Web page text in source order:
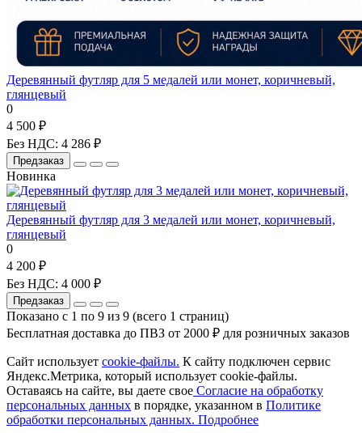
Деревянный футляр для 5 медалей или монет, коричневый,
глянцевый
0
4 500 ₽
Без НДС: 4 286 ₽
Предзаказ
Новинка
Деревянный футляр для 3 медалей или монет, коричневый,
глянцевый
0
4 200 ₽
Без НДС: 4 000 ₽
Предзаказ
Показано с 1 по 9 из 9 (всего 1 страниц)
Бесплатная доставка до ПВЗ от 2000 ₽ для розничных заказов
Сайт использует cookie-файлы. К cайту подключен сервис
Яндекс.Метрика, который использует cookie-файлы.
Оставаясь на сайте, вы даете свое Согласие на обработку
персональных данных в порядке, указанном в Политике
обработки персональных данных. Подробнее